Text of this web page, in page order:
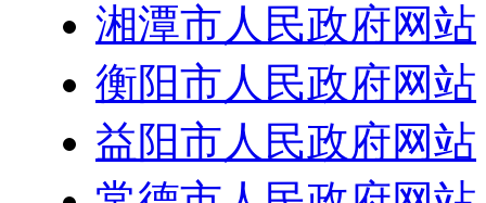
湘潭市人民政府网站
衡阳市人民政府网站
益阳市人民政府网站